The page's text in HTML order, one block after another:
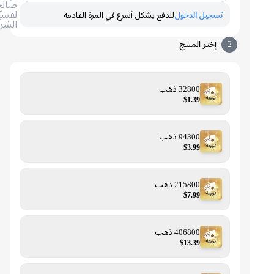
صالح
لقسيمة
تسجيل الدخول للدفع بشكل أسرع في المرة القادمة
إختر المنتج
32800 ذهب
$1.39
94300 ذهب
$3.99
215800 ذهب
$7.99
406800 ذهب
$13.39